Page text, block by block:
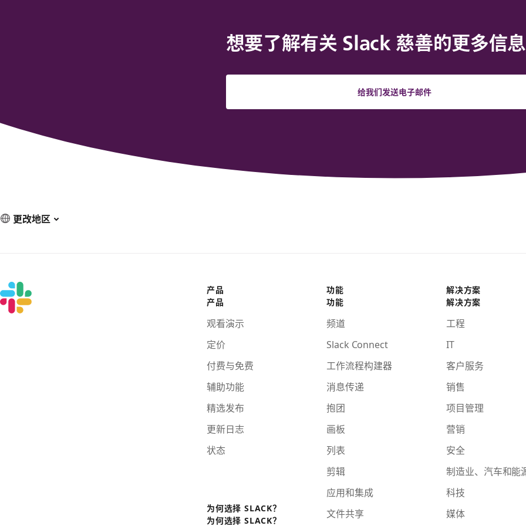
想要了解有关 Slack 慈善的更多信
给我们发送电子邮件
更改地区
产品
产品
观看演示
定价
付费与免费
辅助功能
精选发布
更新日志
状态
为何选择 SLACK？
为何选择 SLACK？
功能
功能
频道
Slack Connect
工作流程构建器
消息传递
抱团
画板
列表
剪辑
应用和集成
文件共享
解决方案
解决方案
工程
IT
客户服务
销售
项目管理
营销
安全
制造业、汽车和能
科技
媒体